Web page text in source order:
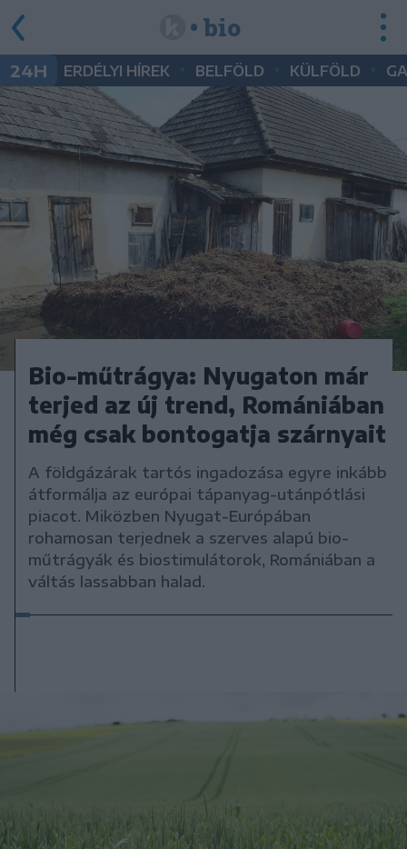
• bio
24H ERDÉLYI HÍREK BELFÖLD KÜLFÖLD
Bio-műtrágya: Nyugaton már
terjed az új trend, Romániában
még csak bontogatja szárnyait
A földgázárak tartós ingadozása egyre inkább
átformálja az európai tápanyag-utánpótlási
piacot. Miközben Nyugat-Európában
rohamosan terjednek a szerves alapú bio-
műtrágyák és biostimulátorok, Romániában a
váltás lassabban halad.